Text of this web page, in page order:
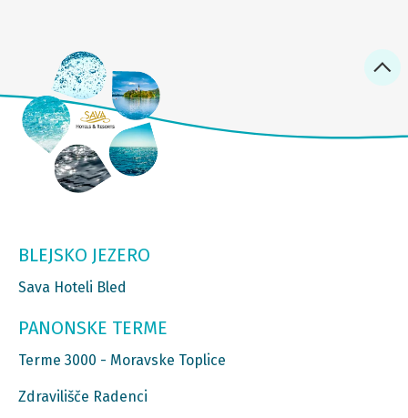
BLEJSKO JEZERO
Sava Hoteli Bled
PANONSKE TERME
Terme 3000 - Moravske Toplice
Zdravilišče Radenci